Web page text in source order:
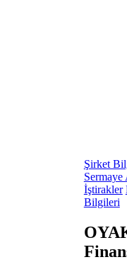
Şirket
Sermaye
İştirakler
Bilgileri